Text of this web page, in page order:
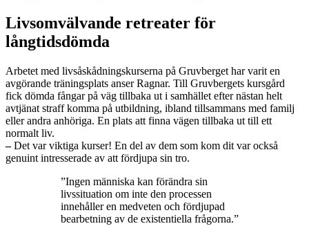
Livsomvälvande retreater för
långtidsdömda
Arbetet med livsåskådningskurserna på Gruvberget har varit en
avgörande träningsplats anser Ragnar. Till Gruvbergets kursgård
fick dömda fångar på väg tillbaka ut i samhället efter nästan helt
avtjänat straff komma på utbildning, ibland tillsammans med familj
eller andra anhöriga. En plats att finna vägen tillbaka ut till ett
normalt liv.
–Det var viktiga kurser! En del av dem som kom dit var också
genuint intresserade av att fördjupa sin tro.
”Ingen människa kan förändra sin
livssituation om inte den processen
innehåller en medveten och fördjupad
bearbetning av de existentiella frågorna.”